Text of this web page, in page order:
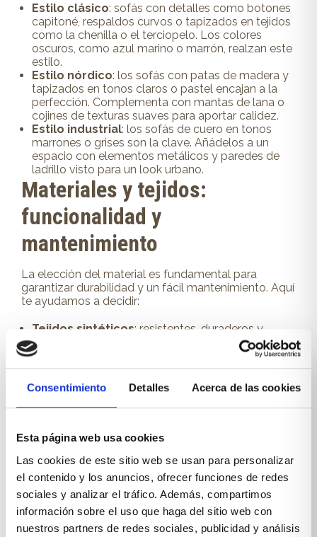
Consentimiento Detalles Acerca de las cookies
Esta página web usa cookies
Las cookies de este sitio web se usan para personalizar
el contenido y los anuncios, ofrecer funciones de redes
sociales y analizar el tráfico. Además, compartimos
información sobre el uso que haga del sitio web con
nuestros partners de redes sociales, publicidad y análisis
Estilo clásico: sofás con detalles como botones
capitoné, respaldos curvos o tapizados en tejidos
como la chenilla o el terciopelo. Los colores
oscuros, como azul marino o marrón, realzan este
estilo.
Estilo nórdico: los sofás con patas de madera y
tapizados en tonos claros o pastel encajan a la
perfección. Complementa con mantas de lana o
cojines de texturas suaves para aportar calidez.
Estilo industrial: los sofás de cuero en tonos
marrones o grises son la clave. Añádelos a un
espacio con elementos metálicos y paredes de
ladrillo visto para un look urbano.
Materiales y tejidos:
funcionalidad y
mantenimiento
La elección del material es fundamental para
garantizar durabilidad y un fácil mantenimiento. Aquí
te ayudamos a decidir:
Tejidos sintéticos: resistentes, duraderos y
fáciles de limpiar. Ideales para familias con niños y
mascotas.
Tejidos naturales: materiales como el algodón o
el lino aportan un toque elegante y transpirable,
aunque requieren más cuidados.
Cuero y polipiel: perfectos para un toque
que la polipiel ofrece una alternativa más
Elige el color adecuado
El color del sofá influirá en la percepción visual del
salón: